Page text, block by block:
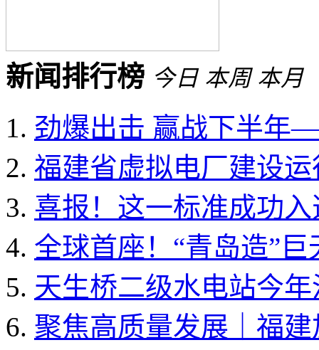
新闻排行榜 今日 本周 本月
劲爆出击 赢战下半年
福建省虚拟电厂建设
喜报！这一标准成功
全球首座！“青岛造”
天生桥二级水电站今
聚焦高质量发展｜福